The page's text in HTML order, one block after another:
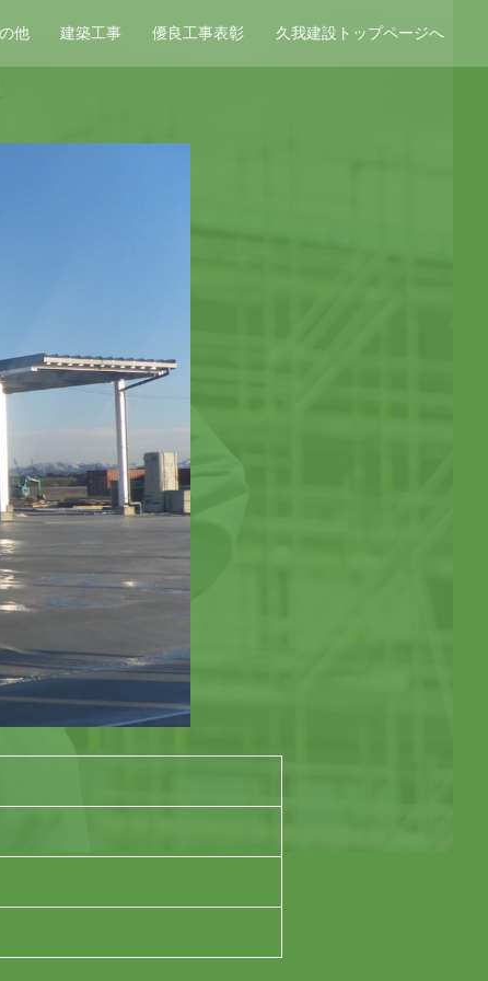
他 建築工事 優良工事表彰 久我建設トップページへ